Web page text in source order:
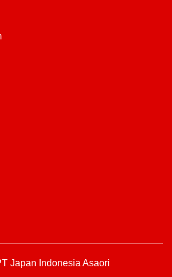
Japan Indonesia Asaori